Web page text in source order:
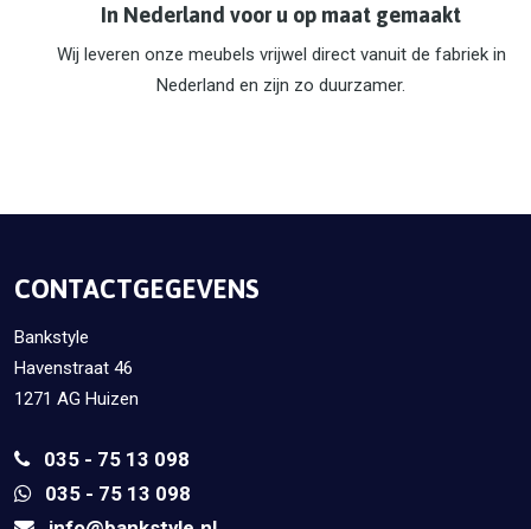
In Nederland voor u op maat gemaakt
Wij leveren onze meubels vrijwel direct vanuit de fabriek in
Nederland en zijn zo duurzamer.
CONTACTGEGEVENS
Bankstyle
Havenstraat 46
1271 AG Huizen
035 - 75 13 098
035 - 75 13 098